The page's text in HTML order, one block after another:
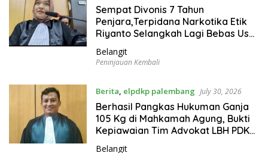
Sempat Divonis 7 Tahun
Penjara,Terpidana Narkotika Etik
Riyanto Selangkah Lagi Bebas Usai
PK Dikabulkan MA
Belangit
Peninjauan Kembali
Berita, elpdkp palembang July 30, 2026
Berhasil Pangkas Hukuman Ganja
105 Kg di Mahkamah Agung, Bukti
Kepiawaian Tim Advokat LBH PDKP
Palembang
Belangit